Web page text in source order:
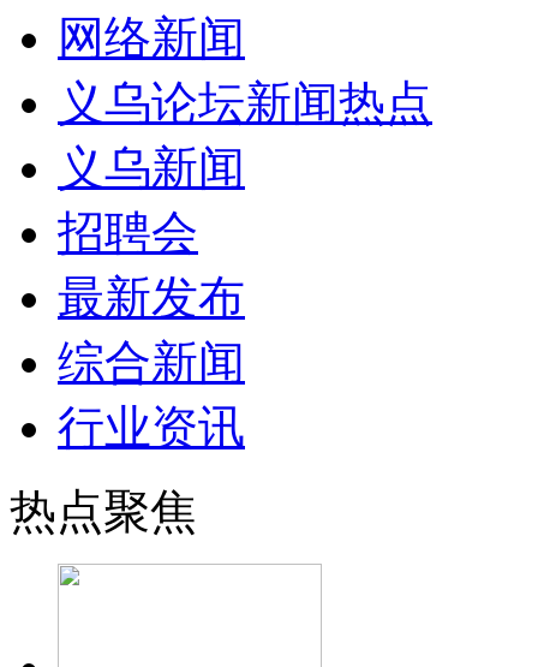
网络新闻
义乌论坛新闻热点
义乌新闻
招聘会
最新发布
综合新闻
行业资讯
热点聚焦